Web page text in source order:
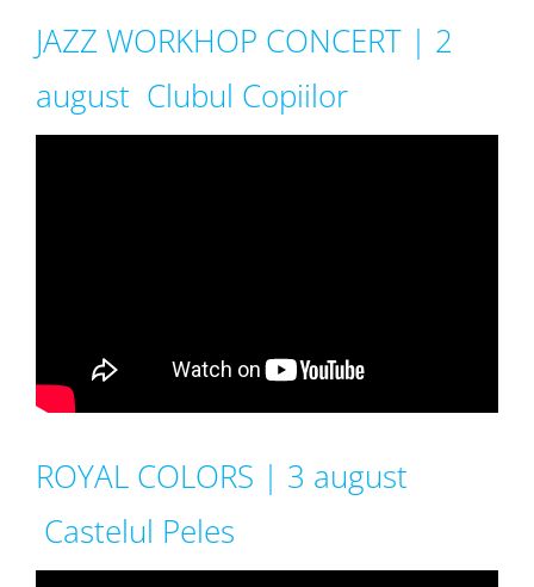
JAZZ WORKHOP CONCERT | 2
august Clubul Copiilor
ROYAL COLORS | 3 august
Castelul Peles